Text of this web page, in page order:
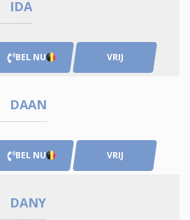
IDA
BEL NU VRIJ
DAAN
BEL NU VRIJ
DANY